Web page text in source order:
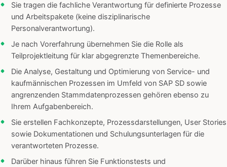
Sie tragen die fachliche Verantwortung für definierte Prozesse
und Arbeitspakete (keine disziplinarische
Personalverantwortung).
Je nach Vorerfahrung übernehmen Sie die Rolle als
Teilprojektleitung für klar abgegrenzte Themenbereiche.
Die Analyse, Gestaltung und Optimierung von Service- und
kaufmännischen Prozessen im Umfeld von SAP SD sowie
angrenzenden Stammdatenprozessen gehören ebenso zu
Ihrem Aufgabenbereich.
Sie erstellen Fachkonzepte, Prozessdarstellungen, User Stories
sowie Dokumentationen und Schulungsunterlagen für die
verantworteten Prozesse.
Darüber hinaus führen Sie Funktionstests und